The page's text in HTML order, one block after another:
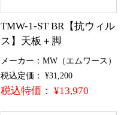
TMW-1-ST BR【抗ウィル
ス】天板＋脚
メーカー：MW（エムワース）
税込定価： ¥31,200
税込特価： ¥13,970